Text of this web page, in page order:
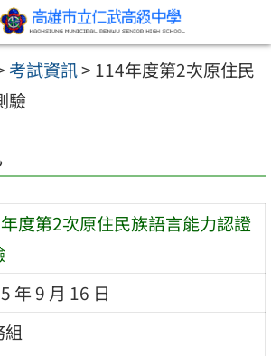
考試資訊> 114年度第2次原住民
驗
度第2次原住民族語言能力認證
年 9 月 16 日
組